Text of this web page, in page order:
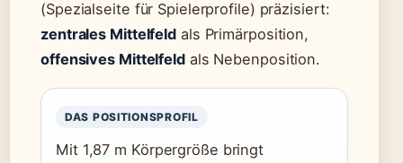
(Spezialseite für Spielerprofile) präzisiert:
zentrales Mittelfeld als Primärposition,
offensives Mittelfeldals Nebenposition.
DAS POSITIONSPROFIL
Mit 1,87 m Körpergröße bringt